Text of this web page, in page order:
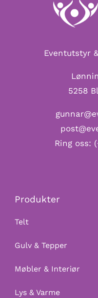
Eventutstyr
5258
Ring oss:
Produkter
Telt
Gulv & Tepper
Møbler & Interiør
Lys & Varme